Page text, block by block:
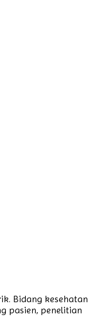
Bidang kesehatan
pasien, penelitian